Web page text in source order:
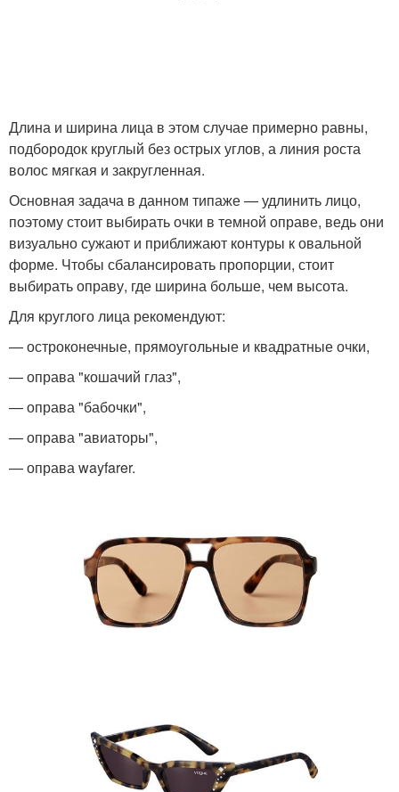
Длина и ширина лица в этом случае примерно равны,
подбородок круглый без острых углов, а линия роста
волос мягкая и закругленная.
Основная задача в данном типаже — удлинить лицо,
поэтому стоит выбирать очки в темной оправе, ведь они
визуально сужают и приближают контуры к овальной
форме. Чтобы сбалансировать пропорции, стоит
выбирать оправу, где ширина больше, чем высота.
Для круглого лица рекомендуют:
— остроконечные, прямоугольные и квадратные очки,
— оправа "кошачий глаз",
— оправа "бабочки",
— оправа "авиаторы",
— оправа wayfarer.